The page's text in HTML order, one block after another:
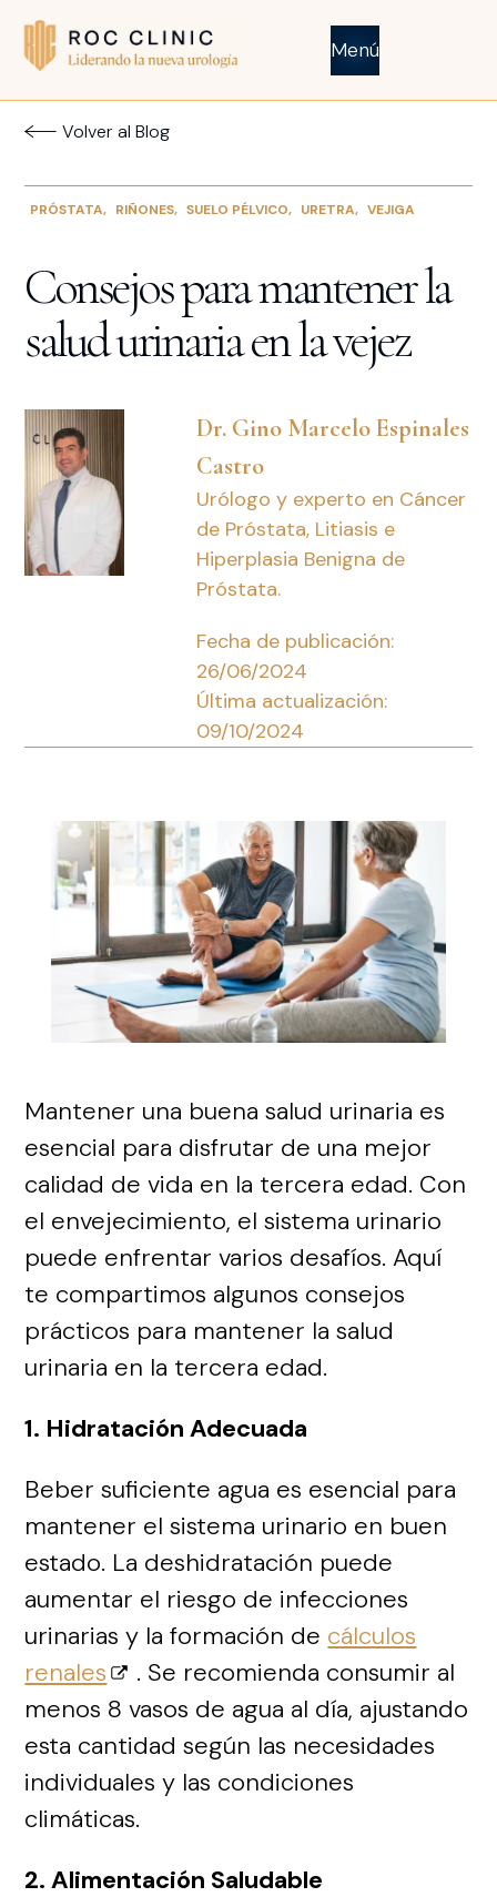
Menú
Volver al Blog
PRÓSTATA, RIÑONES, SUELO PÉLVICO, URETRA, VEJIGA
Consejos para mantener la
salud urinaria en la vejez
Dr. Gino Marcelo Espinales
Castro
Urólogo y experto en Cáncer
de Próstata, Litiasis e
Hiperplasia Benigna de
Próstata.
Fecha de publicación:
26/06/2024
Última actualización:
09/10/2024
Mantener una buena salud urinaria es
esencial para disfrutar de una mejor
calidad de vida en la tercera edad. Con
el envejecimiento, el sistema urinario
puede enfrentar varios desafíos. Aquí
te compartimos algunos consejos
prácticos para mantener la salud
urinaria en la tercera edad.
1. Hidratación Adecuada
Beber suficiente agua es esencial para
mantener el sistema urinario en buen
estado. La deshidratación puede
aumentar el riesgo de infecciones
urinarias y la formación de cálculos
renales
. Se recomienda consumir al
menos 8 vasos de agua al día, ajustando
esta cantidad según las necesidades
individuales y las condiciones
climáticas.
2. Alimentación Saludable